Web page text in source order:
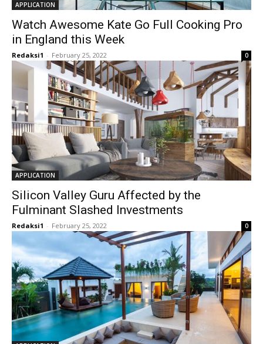
APPLICATION
Watch Awesome Kate Go Full Cooking Pro
in England this Week
Redaksi1 - February 25, 2022 0
APPLICATION
Silicon Valley Guru Affected by the
Fulminant Slashed Investments
Redaksi1 - February 25, 2022 0